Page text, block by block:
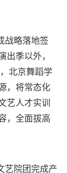
战略落地签
出季以外，
北京舞蹈学
，将常态化
艺人才实训
，全面拔高
艺院团完成产